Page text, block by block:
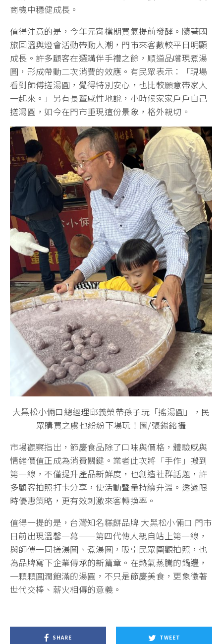
商機中穩健成長。
值得注意的是，今年元宵檔期買氣提前發酵。隨著國
旅回溫與燈會活動帶動人潮，門市來客數較平日明顯
成長。許多顧客在選購伴手禮之餘，順道品嚐現煮湯
圓，形成帶動二次消費的效應。有民眾表示：「現場
看到師傅搓湯圓，覺得特別安心，也比較願意帶家人
一起來。」另有長輩感性地說，小時候家家戶戶自己
搓湯圓，如今在門市重現這份景象，格外親切。
大黑松小倆口總經理邱義榮帶孫子玩「搖湯圓」，民
眾購買之虞也紛紛下場玩！圖/張錫銘攝
市場觀察指出，節慶食品除了口味與價格，體驗感與
情緒價值正成為消費關鍵。業者此次將「手作」搬到
第一線，不僅提升產品新鮮度，也創造社群話題，許
多顧客拍照打卡分享，使活動聲量持續升溫。透過限
時優惠策略，更有效刺激來客轉換率。
值得一提的是，台灣知名糕餅品牌 大黑松小倆口 門市
日前出現溫馨一幕——第四代傳人親自站上第一線，
與師傅一同搓湯圓、煮湯圓，吸引民眾圍觀拍照，也
為品牌寫下企業傳承的新篇章。在熱氣蒸騰的鍋邊，
一顆顆圓潤飽滿的湯圓，不只是節慶美食，更象徵著
世代交棒、薪火相傳的意義。
SHARE TWEET